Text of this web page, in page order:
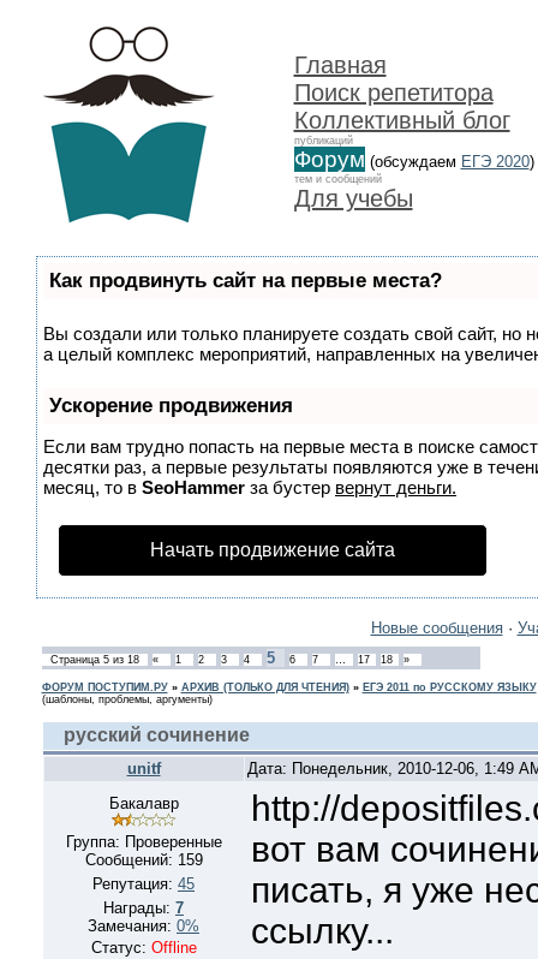
Главная
Поиск репетитора
Коллективный блог
публикаций
Форум (обсуждаем ЕГЭ 2020)
тем и сообщений
Для учебы
Как продвинуть сайт на первые места?
Вы создали или только планируете создать свой сайт, но
а целый комплекс мероприятий, направленных на
Ускорение продвижения
Если вам трудно попасть на первые места в поиске
десятки раз, а первые результаты появляются уже в
месяц, то в SeoHammer за бустер вернут деньги.
Начать продвижение сайта
Новые сообщения·
Страница 5из 18 « 1 2 3 4 5 6 7 … 17 18 »
ФОРУМ ПОСТУПИМ.РУ» АРХИВ (ТОЛЬКО ДЛЯ ЧТЕНИЯ)» ЕГЭ 2011 по РУССКОМУ ЯЗЫКУ
(шаблоны, проблемы, аргументы)
русский сочинение
unitf
Дата: Понедельник, 2010-12-06, 1:49
Бакалавр
Группа: Проверенные
Сообщений: 159
Репутация: 45
Награды: 7
Замечания: 0%
Статус: Offline
http://
вот вам
писать, я уже
ссылку...